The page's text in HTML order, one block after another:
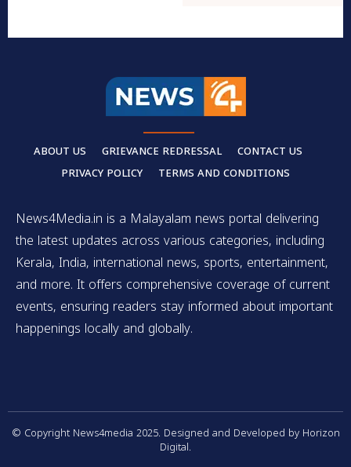
ABOUT US GRIEVANCE REDRESSAL
CONTACT US
PRIVACY POLICY
TERMS AND CONDITIONS
News4Media.in is a Malayalam news portal delivering
the latest updates across various categories, including
Kerala, India, international news, sports, entertainment,
and more. It offers comprehensive coverage of current
events, ensuring readers stay informed about important
happenings locally and globally.
© Copyright News4media 2025. Designed and Developed by Horizon
Digital.